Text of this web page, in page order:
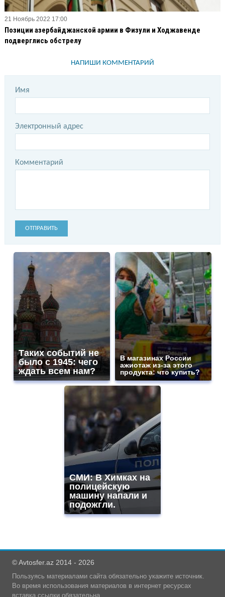
21 Ноябрь 2022 17:00
Позиции азербайджанской армии в Физули и Ходжавенде
подверглись обстрелу
НАПИШИ КОММЕНТАРИЙ
Имя
Электронный адрес
Комментарий
ОТПРАВИТЬ
Таких событий не
было с 1945: чего
ждать всем нам?
В магазинах России
ажиотаж из-за этого
продукта: что купить?
СМИ: В Химках на
полицейскую
машину напали и
подожгли.
© Avtosfer.az 2014 - 2026
Пользуясь материалами сайта обязательно укажите источник.
Во время использования материалов в интернет ресурсах
вставка ссылки обязательна.